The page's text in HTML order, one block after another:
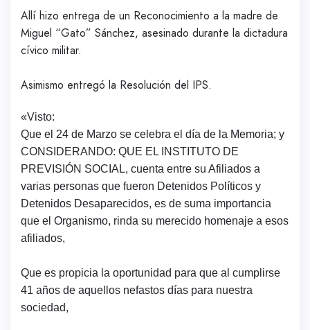
Allí hizo entrega de un Reconocimiento a la madre de
Miguel “Gato” Sánchez, asesinado durante la dictadura
cívico militar.
Asimismo entregó la Resolución del IPS.
«Visto:
Que el 24 de Marzo se celebra el día de la Memoria; y
CONSIDERANDO: QUE EL INSTITUTO DE
PREVISIÓN SOCIAL, cuenta entre su Afiliados a
varias personas que fueron Detenidos Políticos y
Detenidos Desaparecidos, es de suma importancia
que el Organismo, rinda su merecido homenaje a esos
afiliados,
Que es propicia la oportunidad para que al cumplirse
41 años de aquellos nefastos días para nuestra
sociedad,